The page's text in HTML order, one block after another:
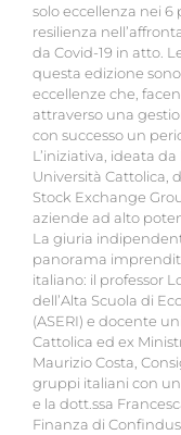
solo eccellenza nei
resilienza
da Covid-19 in atto.
questa edizione
eccellenze che,
attraverso una
con successo un
L’iniziativa, ideata
Università Cattolica,
Stock Exchange
aziende ad alto
La giuria
panorama
italiano: il professor
dell’Alta Scuola di
(ASERI) e docente
Cattolica ed ex
Maurizio Costa,
gruppi italiani con
e la dott.ssa
Finanza di